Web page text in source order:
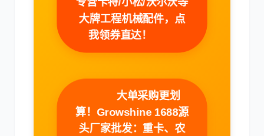
大牌工程机械配件，点
我领券直达！
大单采购更划
算！Growshine 1688源
头厂家批发：重卡、农